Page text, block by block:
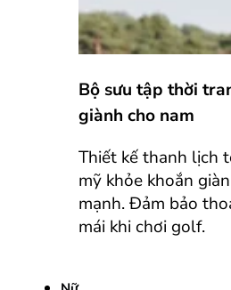
Bộ sưu tập thời
giành cho nam
Thiết kế thanh lịch
mỹ khỏe khoắn
mạnh. Đảm bảo
mái khi chơi golf.